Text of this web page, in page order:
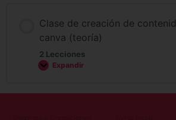
Clase de creación de
canva (teoría)
2 Lecciones
Expandir